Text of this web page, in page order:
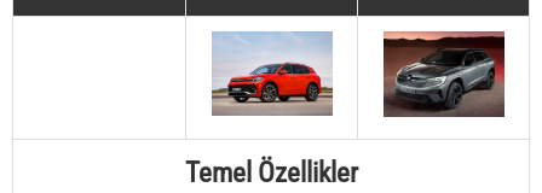
Temel Özellikler